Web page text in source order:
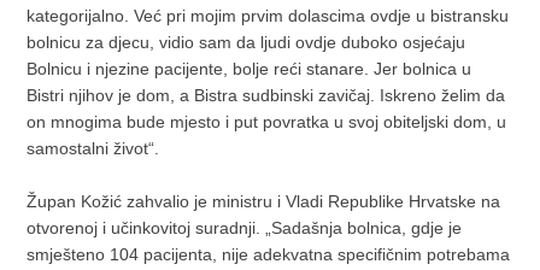
kategorijalno. Već pri mojim prvim dolascima ovdje u bistransku
bolnicu za djecu, vidio sam da ljudi ovdje duboko osjećaju
Bolnicu i njezine pacijente, bolje reći stanare. Jer bolnica u
Bistri njihov je dom, a Bistra sudbinski zavičaj. Iskreno želim da
on mnogima bude mjesto i put povratka u svoj obiteljski dom, u
samostalni život“.
Župan Kožić zahvalio je ministru i Vladi Republike Hrvatske na
otvorenoj i učinkovitoj suradnji. „Sadašnja bolnica, gdje je
smješteno 104 pacijenta, nije adekvatna specifičnim potrebama